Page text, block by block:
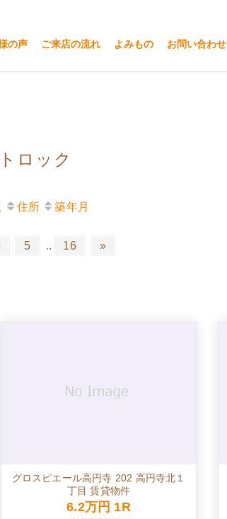
の声 ご来店の流れ よみもの お問い合わせ
ロック
住所 築年月
5 .. 16 »
グロスピエール高円寺 202 高円寺北１
丁目 賃貸物件
6.2万円 1R